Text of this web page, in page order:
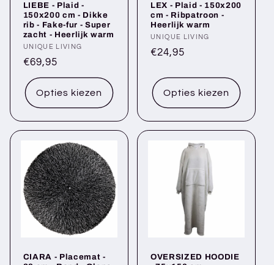
LIEBE - Plaid -
150x200 cm - Dikke
rib - Fake-fur - Super
zacht - Heerlijk warm
Verkoper:
UNIQUE LIVING
Normale
prijs
€69,95
Opties kiezen
LEX - Plaid - 150x200
cm - Ribpatroon -
Heerlijk warm
Verkoper:
UNIQUE LIVING
Normale
€24,95
Opties kiezen
CIARA - Placemat -
OVERSIZED HOODIE